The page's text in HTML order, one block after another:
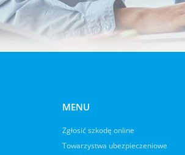
MENU
Zgłosić szkodę online
Towarzystwa ubezpieczeniowe